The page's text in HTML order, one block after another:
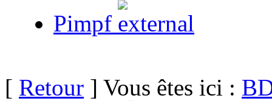
Pimpf
[ Retour ] Vous êtes ici :